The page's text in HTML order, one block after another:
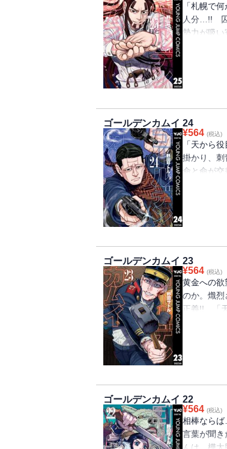
「札幌で
人分…!! 囚
勢力が吸
号争奪戦
ゴールデンカムイ 24
¥564 (税込)
「天から
掛かり、
命と命が
集結!! VS
ゴールデンカムイ 23
¥564 (税込)
黄金への欲
のか。熾烈
正義!! 「
谷垣・イ
ゴールデンカムイ 22
¥564 (税込)
相棒なら
言葉が聞